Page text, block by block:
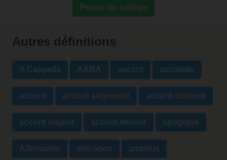
Pendu du solfège
Autres définitions
A Cappella AABA accent accolade
accord accord augmenté accord diminué
accord majeur accord mineur agogique
Allemande altération ambitus